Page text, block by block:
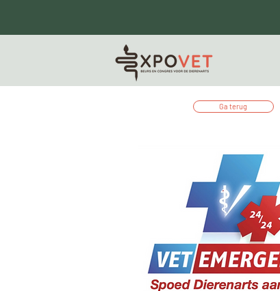
Ga terug